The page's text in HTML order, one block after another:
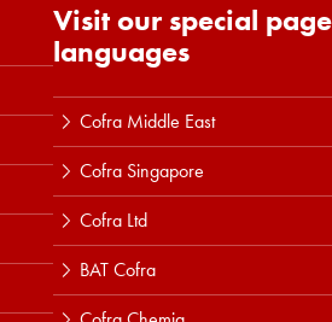
Visit our special
languages
Cofra Middle East
Cofra Singapore
Cofra Ltd
BAT Cofra